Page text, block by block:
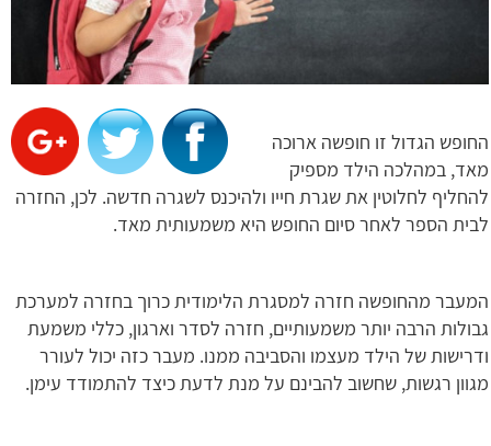
החופש הגדול זו חופשה ארוכה
מאד, במהלכה הילד מספיק
להחליף לחלוטין את שגרת חייו ולהיכנס לשגרה חדשה. לכן, החזרה
לבית הספר לאחר סיום החופש היא משמעותית מאד.
המעבר מהחופשה חזרה למסגרת הלימודית כרוך בחזרה למערכת
גבולות הרבה יותר משמעותיים, חזרה לסדר וארגון, כללי משמעת
ודרישות של הילד מעצמו והסביבה ממנו. מעבר כזה יכול לעורר
מגוון רגשות, שחשוב להבינם על מנת לדעת כיצד להתמודד עימן.